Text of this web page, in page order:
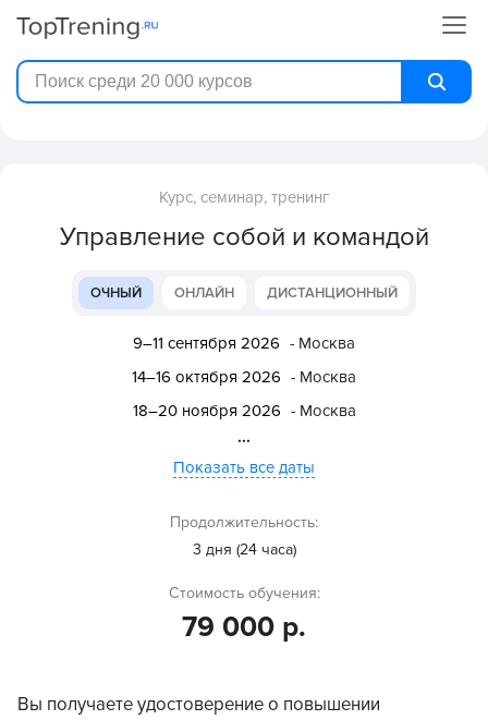
Курс, семинар, тренинг
Управление собой и командой
ОЧНЫЙ ОНЛАЙН ДИСТАНЦИОННЫЙ
9–11 сентября 2026 - Москва
14–16 октября 2026 - Москва
18–20 ноября 2026 - Москва
...
Показать все даты
Продолжительность:
3 дня (24 часа)
Стоимость обучения:
79 000 р.
Вы получаете удостоверение о повышении